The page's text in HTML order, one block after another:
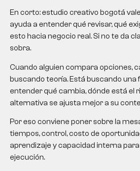
En corto: estudio creativo bogotá
ayuda a entender qué revisar, qué
esto hacia negocio real. Si no te da
sobra.
Cuando alguien compara opciones,
buscando teoría. Está buscando una
entender qué cambia, dónde está el
alternativa se ajusta mejor a su
Por eso conviene poner sobre la
tiempos, control, costo de
aprendizaje y capacidad interna
ejecución.